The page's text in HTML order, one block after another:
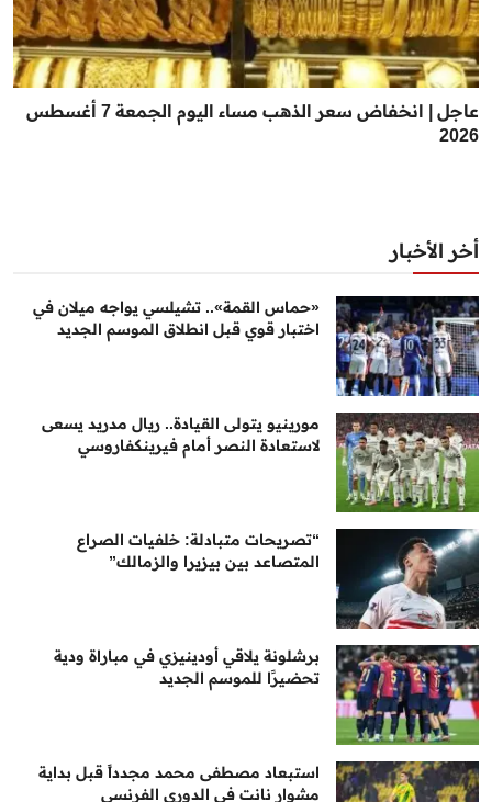
عاجل | انخفاض سعر الذهب مساء اليوم الجمعة 7 أغسطس
2026
أخر الأخبار
«حماس القمة».. تشيلسي يواجه ميلان في
اختبار قوي قبل انطلاق الموسم الجديد
مورينيو يتولى القيادة.. ريال مدريد يسعى
لاستعادة النصر أمام فيرينكفاروسي
“تصريحات متبادلة: خلفيات الصراع
المتصاعد بين بيزيرا والزمالك”
برشلونة يلاقي أودينيزي في مباراة ودية
تحضيرًا للموسم الجديد
استبعاد مصطفى محمد مجدداً قبل بداية
مشوار نانت في الدوري الفرنسي